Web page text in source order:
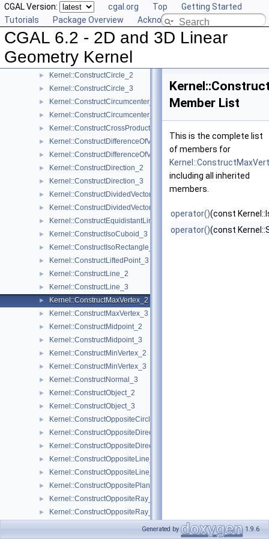
CGAL Version: cgal.org Top
Getting Started
Tutorials
Package Overview Acknowledging CGAL
CGAL 6.2 - 2D and 3D Linear
Geometry Kernel
► Kernel::ConstructCartesianConstIterator_3
Kernel::ConstructCenter_2
Kernel::ConstructCenter_3
Kernel::ConstructCentroid_2
► Kernel::ConstructCentroid_3
► Kernel::ConstructCircle_2
► Kernel::ConstructCircle_3
► Kernel::ConstructCircumcenter_2
► Kernel::ConstructCircumcenter_3
► Kernel::ConstructCrossProductVector_3
► Kernel::ConstructDifferenceOfVectors_2
► Kernel::ConstructDifferenceOfVectors_3
► Kernel::ConstructDirection_2
► Kernel::ConstructDirection_3
► Kernel::ConstructDividedVector_2
► Kernel::ConstructDividedVector_3
► Kernel::ConstructEquidistantLine_3
► Kernel::ConstructIsoCuboid_3
► Kernel::ConstructIsoRectangle_2
► Kernel::ConstructLiftedPoint_3
► Kernel::ConstructLine_2
► Kernel::ConstructLine_3
► Kernel::ConstructMaxVertex_2
► Kernel::ConstructMaxVertex_3
► Kernel::ConstructMidpoint_2
► Kernel::ConstructMidpoint_3
► Kernel::ConstructMinVertex_2
► Kernel::ConstructMinVertex_3
► Kernel::ConstructNormal_3
► Kernel::ConstructObject_2
► Kernel::ConstructObject_3
► Kernel::ConstructOppositeCircle_2
► Kernel::ConstructOppositeDirection_2
► Kernel::ConstructOppositeDirection_3
► Kernel::ConstructOppositeLine_2
► Kernel::ConstructOppositeLine_3
► Kernel::ConstructOppositePlane_3
► Kernel::ConstructOppositeRay_2
► Kernel::ConstructOppositeRay_3
Kernel::ConstructOppositeSegment_2
Member List
This is the complete list
of members for
including all inherited
members.
operator()(const
operator()(const
Generated by 1.9.6